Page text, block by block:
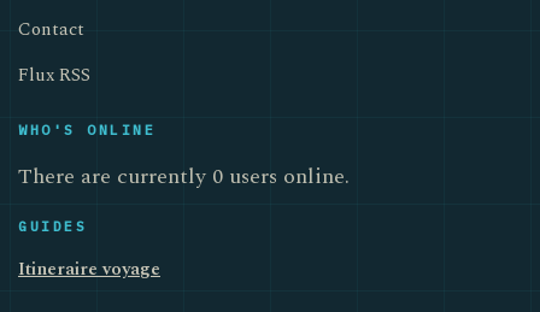
Contact
Flux RSS
WHO'S ONLINE
There are currently 0 users online.
GUIDES
Itineraire voyage